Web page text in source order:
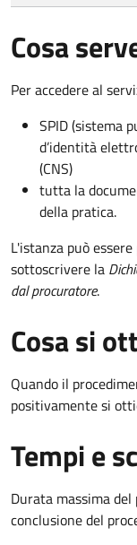
Cosa
Per accedere al
SPID (sistema
d’identità
(CNS)
tutta la
della pratica.
L'istanza può
sottoscrivere la
dal procuratore.
Cosa si
Quando il
positivamente si
Tempi e
Durata massima
conclusione del